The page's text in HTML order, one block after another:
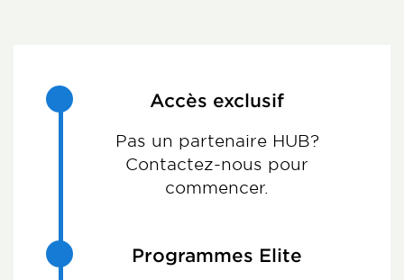
Accès exclusif
Pas un partenaire HUB?
Contactez-nous pour
commencer.
Programmes Elite